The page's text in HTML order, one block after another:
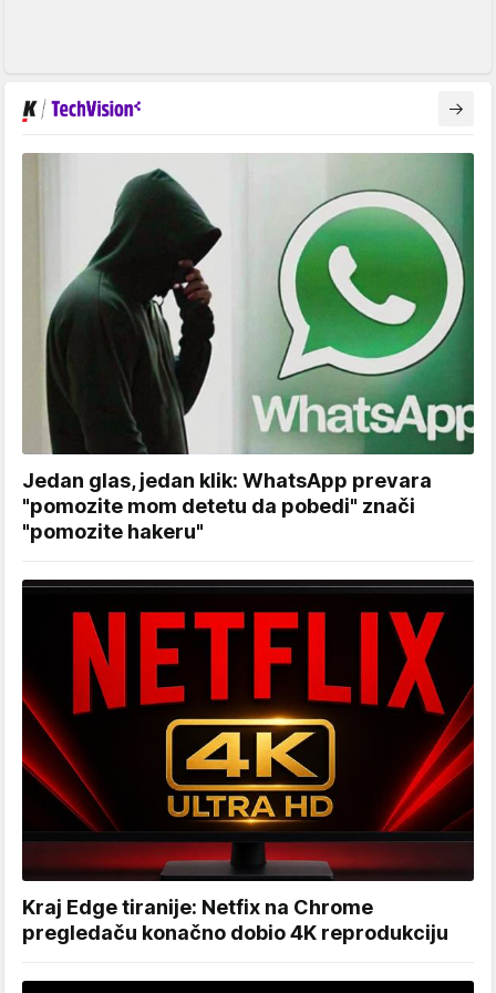
Jedan glas, jedan klik: WhatsApp prevara
"pomozite mom detetu da pobedi" znači
"pomozite hakeru"
Kraj Edge tiranije: Netfix na Chrome
pregledaču konačno dobio 4K reprodukciju